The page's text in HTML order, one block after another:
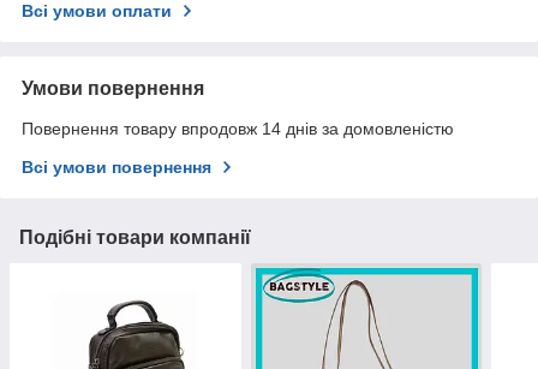
Всі умови оплати
Умови повернення
Повернення товару впродовж 14 днів за домовленістю
Всі умови повернення
Подібні товари компанії